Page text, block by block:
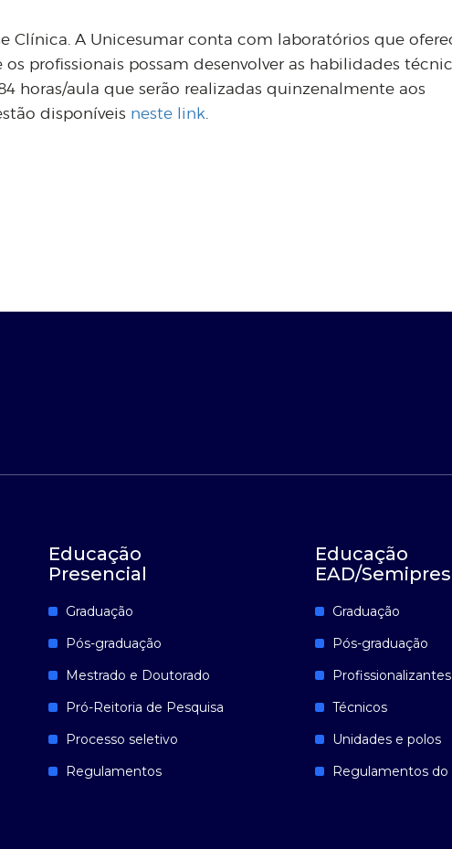
Clínica. A Unicesumar conta com laboratórios que
profissionais possam desenvolver as habilidades
horas/aula que serão realizadas quinzenalmente aos
disponíveis neste link.
Educação
Presencial
Graduação
Pós-graduação
Mestrado e Doutorado
Pró-Reitoria de Pesquisa
Processo seletivo
Regulamentos
Educação
EAD/
Graduação
Pós-graduação
Profissionalizantes
Técnicos
Unidades e polos
Regulamentos do